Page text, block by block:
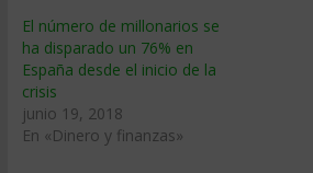
El número de millonarios se
ha disparado un 76% en
España desde el inicio de la
crisis
junio 19, 2018
En «Dinero y finanzas»